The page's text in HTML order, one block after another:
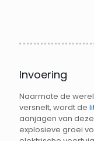
Invoering
Naarmate de
versnelt, wordt de
aanjagen van
explosieve groei